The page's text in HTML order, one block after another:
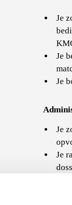
Je
Je
Je
Je
Je